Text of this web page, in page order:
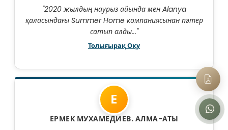
"2020 жылдың наурыз айында мен Alanya
қаласындағы Summer Home компаниясынан пәтер
сатып алды..."
Толығырақ Оқу
Е
ЕРМЕК МУХАМЕДИЕВ. АЛМА-АТЫ